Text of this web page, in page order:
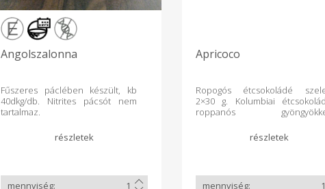
Angolszalonna
Fűszeres páclében készült, kb
40dkg/db. Nitrites pácsót nem
tartalmaz.
Apricoco
Ropogós étcsokoládé
2×30 g. Kolumbiai
roppanós
sárgabarackkal – trópusi ízvilág és
izgalmas textúra egyetlen